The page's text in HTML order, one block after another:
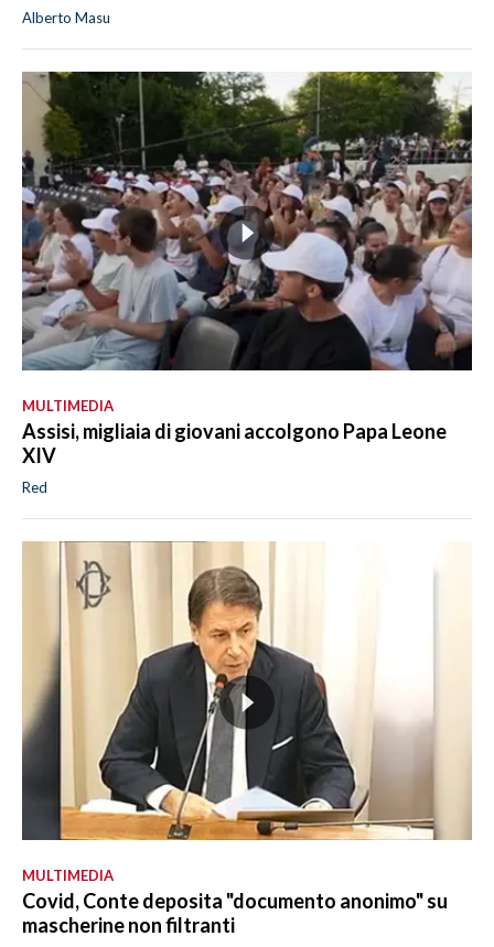
Alberto Masu
MULTIMEDIA
Assisi, migliaia di giovani accolgono Papa Leone
XIV
Red
MULTIMEDIA
Covid, Conte deposita "documento anonimo" su
mascherine non filtranti